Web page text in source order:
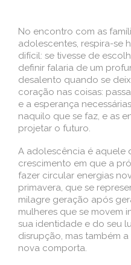
No encontro com as
adolescentes, respira-se
difícil: se tivesse de
definir falaria de um
desalento quando se
coração nas coisas:
e a esperança
naquilo que se faz, e as
projetar o futuro.
A adolescência é aquele
crescimento em que a
fazer circular energias
primavera, que se
milagre geração após
mulheres que se movem
sua identidade e do seu
disrupção, mas também
nova comporta.